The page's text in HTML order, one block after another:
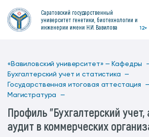
Саратовский государственный
университет генетики, биотехнологии и
инженерии имени Н.И. Вавилова
12+
«Вавиловский университет» — Кафедры
Бухгалтерский учет и статистика —
Государственная итоговая аттестация —
Магистратура —
Профиль "Бухгалтерский учет,
аудит в коммерческих